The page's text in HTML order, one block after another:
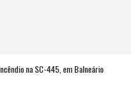
na SC-445, em Balneário